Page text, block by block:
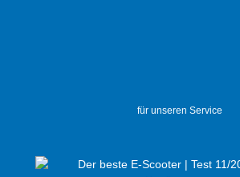
für unseren Service